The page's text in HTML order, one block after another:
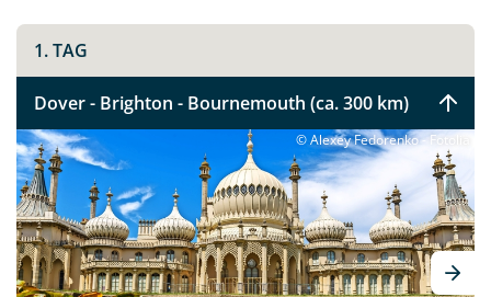
1. TAG
Dover - Brighton - Bournemouth (ca. 300 km)
© Alexey Fedorenko - Fotolia